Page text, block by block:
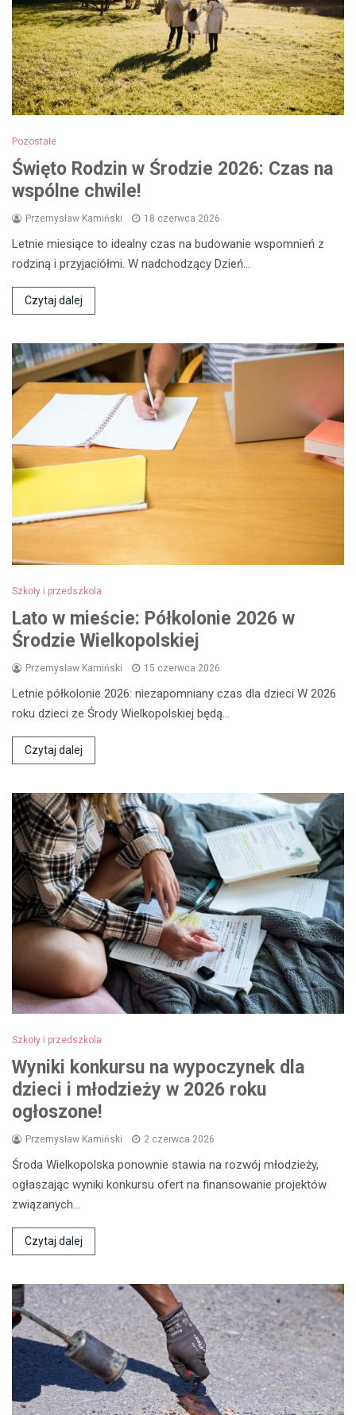
Pozostałe
Święto Rodzin w Środzie 2026: Czas na
wspólne chwile!
Przemysław Kamiński 18 czerwca 2026
Letnie miesiące to idealny czas na budowanie wspomnień z
rodziną i przyjaciółmi. W nadchodzący Dzień…
Czytaj dalej
Szkoły i przedszkola
Lato w mieście: Półkolonie 2026 w
Środzie Wielkopolskiej
Przemysław Kamiński 15 czerwca 2026
Letnie półkolonie 2026: niezapomniany czas dla dzieci W 2026
roku dzieci ze Środy Wielkopolskiej będą…
Czytaj dalej
Szkoły i przedszkola
Wyniki konkursu na wypoczynek dla
dzieci i młodzieży w 2026 roku
ogłoszone!
Przemysław Kamiński 2 czerwca 2026
Środa Wielkopolska ponownie stawia na rozwój młodzieży,
ogłaszając wyniki konkursu ofert na finansowanie projektów
związanych…
Czytaj dalej